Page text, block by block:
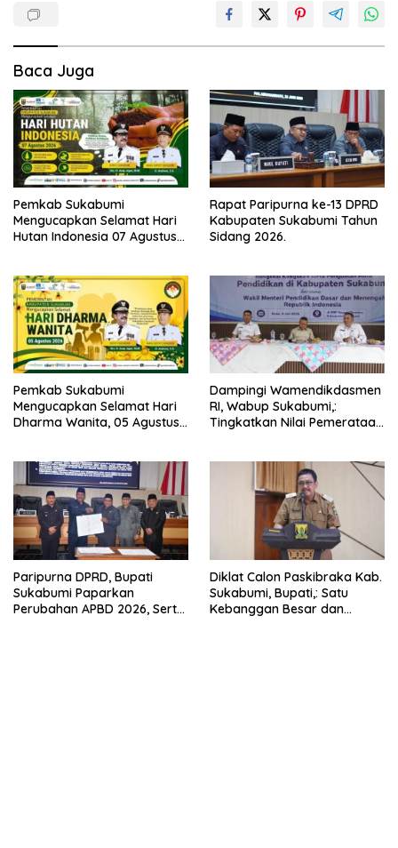
Baca Juga
Pemkab Sukabumi
Mengucapkan Selamat Hari
Hutan Indonesia 07 Agustus
Rapat Paripurna ke-13 DPRD
Kabupaten Sukabumi Tahun
Sidang 2026.
Pemkab Sukabumi
Mengucapkan Selamat Hari
Dharma Wanita, 05 Agustus
Dampingi Wamendikdasmen
RI, Wabup Sukabumi,:
Tingkatkan Nilai Pemerataan
Paripurna DPRD, Bupati
Sukabumi Paparkan
Perubahan APBD 2026, Serta
Diklat Calon Paskibraka Kab.
Sukabumi, Bupati,: Satu
Kebanggan Besar dan